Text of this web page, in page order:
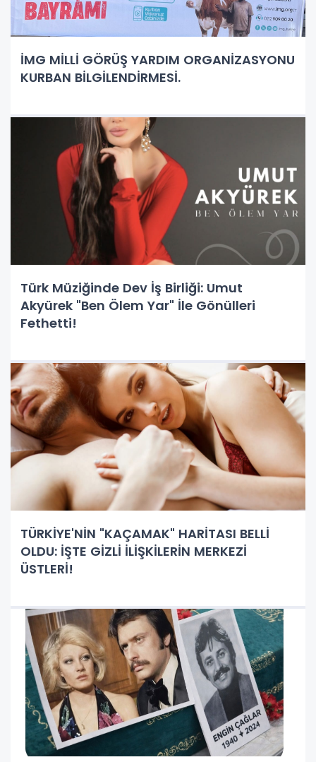
İMG MİLLİ GÖRÜŞ YARDIM ORGANİZASYONU
KURBAN BİLGİLENDİRMESİ.
Türk Müziğinde Dev İş Birliği: Umut
Akyürek "Ben Ölem Yar" İle Gönülleri
Fethetti!
TÜRKİYE'NİN "KAÇAMAK" HARİTASI BELLİ
OLDU: İŞTE GİZLİ İLİŞKİLERİN MERKEZİ
ÜSTLERİ!